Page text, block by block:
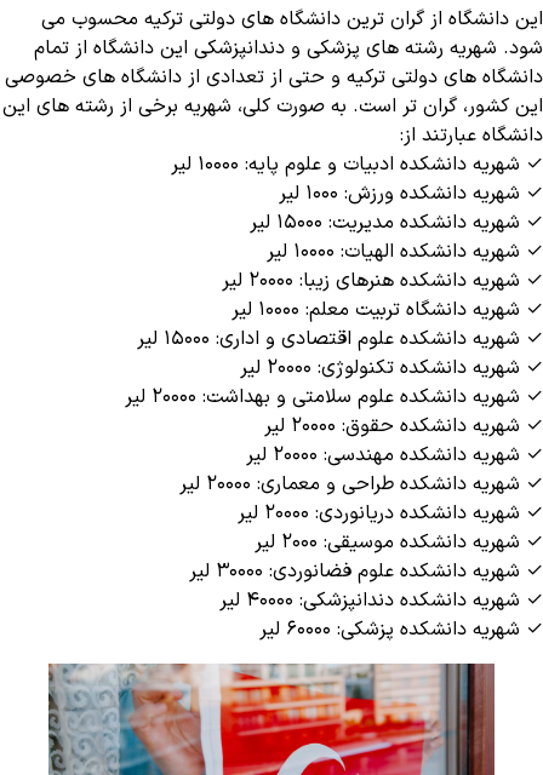
این دانشگاه از گران ترین دانشگاه های دولتی ترکیه محسوب می
شود. شهریه رشته های پزشکی و دندانپزشکی این دانشگاه از تمام
دانشگاه های دولتی ترکیه و حتی از تعدادی از دانشگاه های خصوصی
این کشور، گران تر است. به صورت کلی، شهریه برخی از رشته های این
دانشگاه عبارتند از:
✓ شهریه دانشکده ادبیات و علوم پایه: ۱۰۰۰۰ لیر
✓ شهریه دانشکده ورزش: ۱۰۰۰ لیر
✓ شهریه دانشکده مدیریت: ۱۵۰۰۰ لیر
✓ شهریه دانشکده الهیات: ۱۰۰۰۰ لیر
✓ شهریه دانشکده هنرهای زیبا: ۲۰۰۰۰ لیر
✓ شهریه دانشگاه تربیت معلم: ۱۰۰۰۰ لیر
✓ شهریه دانشکده علوم اقتصادی و اداری: ۱۵۰۰۰ لیر
✓ شهریه دانشکده تکنولوژی: ۲۰۰۰۰ لیر
✓ شهریه دانشکده علوم سلامتی و بهداشت: ۲۰۰۰۰ لیر
✓ شهریه دانشکده حقوق: ۲۰۰۰۰ لیر
✓ شهریه دانشکده مهندسی: ۲۰۰۰۰ لیر
✓ شهریه دانشکده طراحی و معماری: ۲۰۰۰۰ لیر
✓ شهریه دانشکده دریانوردی: ۲۰۰۰۰ لیر
✓ شهریه دانشکده موسیقی: ۲۰۰۰ لیر
✓ شهریه دانشکده علوم فضانوردی: ۳۰۰۰۰ لیر
✓ شهریه دانشکده دندانپزشکی: ۴۰۰۰۰ لیر
✓ شهریه دانشکده پزشکی: ۶۰۰۰۰ لیر